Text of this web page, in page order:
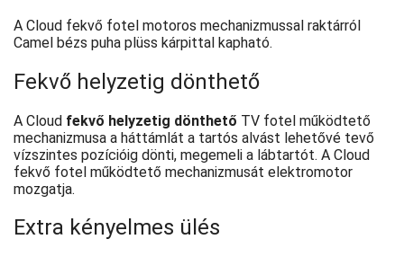
A Cloud fekvő fotel motoros mechanizmussal raktárról
Camel bézs puha plüss kárpittal kapható.
Fekvő helyzetig dönthető
A Cloud fekvő helyzetig dönthető TV fotel működtető
mechanizmusa a háttámlát a tartós alvást lehetővé tevő
vízszintes pozícióig dönti, megemeli a lábtartót. A Cloud
fekvő fotel működtető mechanizmusát elektromotor
mozgatja.
Extra kényelmes ülés